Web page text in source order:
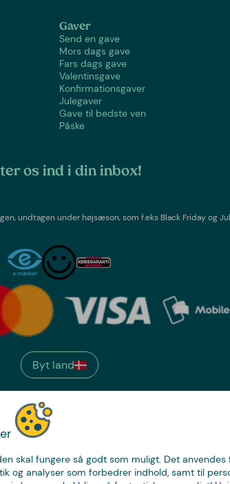
skal fungere så godt som muligt. Det anvendes
og analyser som forbedrer indhold, samt til
Gaver
Send en gave
Mors dags gave
Fars dags gave
Valentinsgave
Konfirmationsgaver
Julegaver
Gave til bedste ven
Påske
os ind i din inbox!
undtagen under højsæson, som f.eks Black Friday og Jul
Byt land